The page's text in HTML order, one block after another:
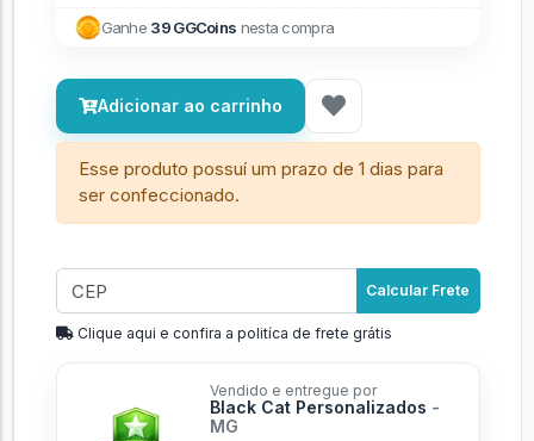
Ganhe 39 GGCoins nesta compra
Adicionar ao carrinho
Esse produto possuí um prazo de 1 dias para
ser confeccionado.
Calcular Frete
Clique aqui e confira a politíca de frete grátis
Vendido e entregue por
Black Cat Personalizados -
MG